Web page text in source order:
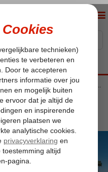
de Santiago Landmar Playa La Arena